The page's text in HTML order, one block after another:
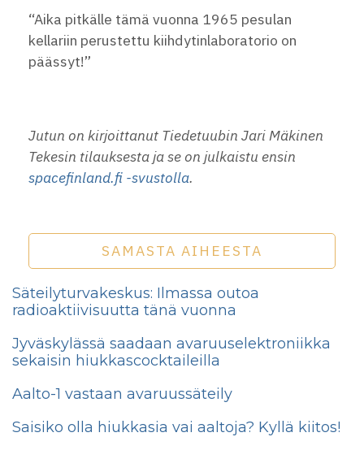
“Aika pitkälle tämä vuonna 1965 pesulan
kellariin perustettu kiihdytinlaboratorio on
päässyt!”
Jutun on kirjoittanut Tiedetuubin Jari Mäkinen
Tekesin tilauksesta ja se on julkaistu ensin
spacefinland.fi -svustolla.
SAMASTA AIHEESTA
Säteilyturvakeskus: Ilmassa outoa
radioaktiivisuutta tänä vuonna
Jyväskylässä saadaan avaruuselektroniikka
sekaisin hiukkascocktaileilla
Aalto-1 vastaan avaruussäteily
Saisiko olla hiukkasia vai aaltoja? Kyllä kiitos!